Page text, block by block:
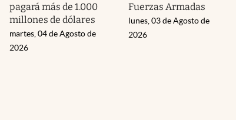
pagará más de 1.000
millones de dólares
martes, 04 de Agosto de
2026
Fuerzas Armadas
lunes, 03 de Agosto de
2026